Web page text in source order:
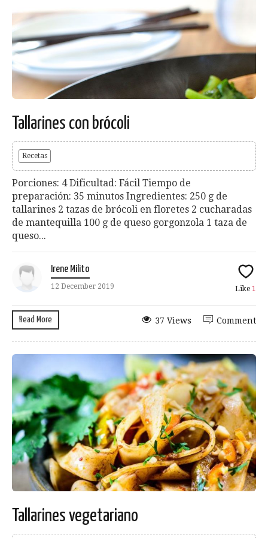
Tallarines con brócoli
Recetas
Porciones: 4 Dificultad: Fácil Tiempo de
preparación: 35 minutos Ingredientes: 250 g de
tallarines 2 tazas de brócoli en floretes 2 cucharadas
de mantequilla 100 g de queso gorgonzola 1 taza de
queso...
Irene Milito
12 December 2019 Like 1
Read More Comment
37 Views
Tallarines vegetariano